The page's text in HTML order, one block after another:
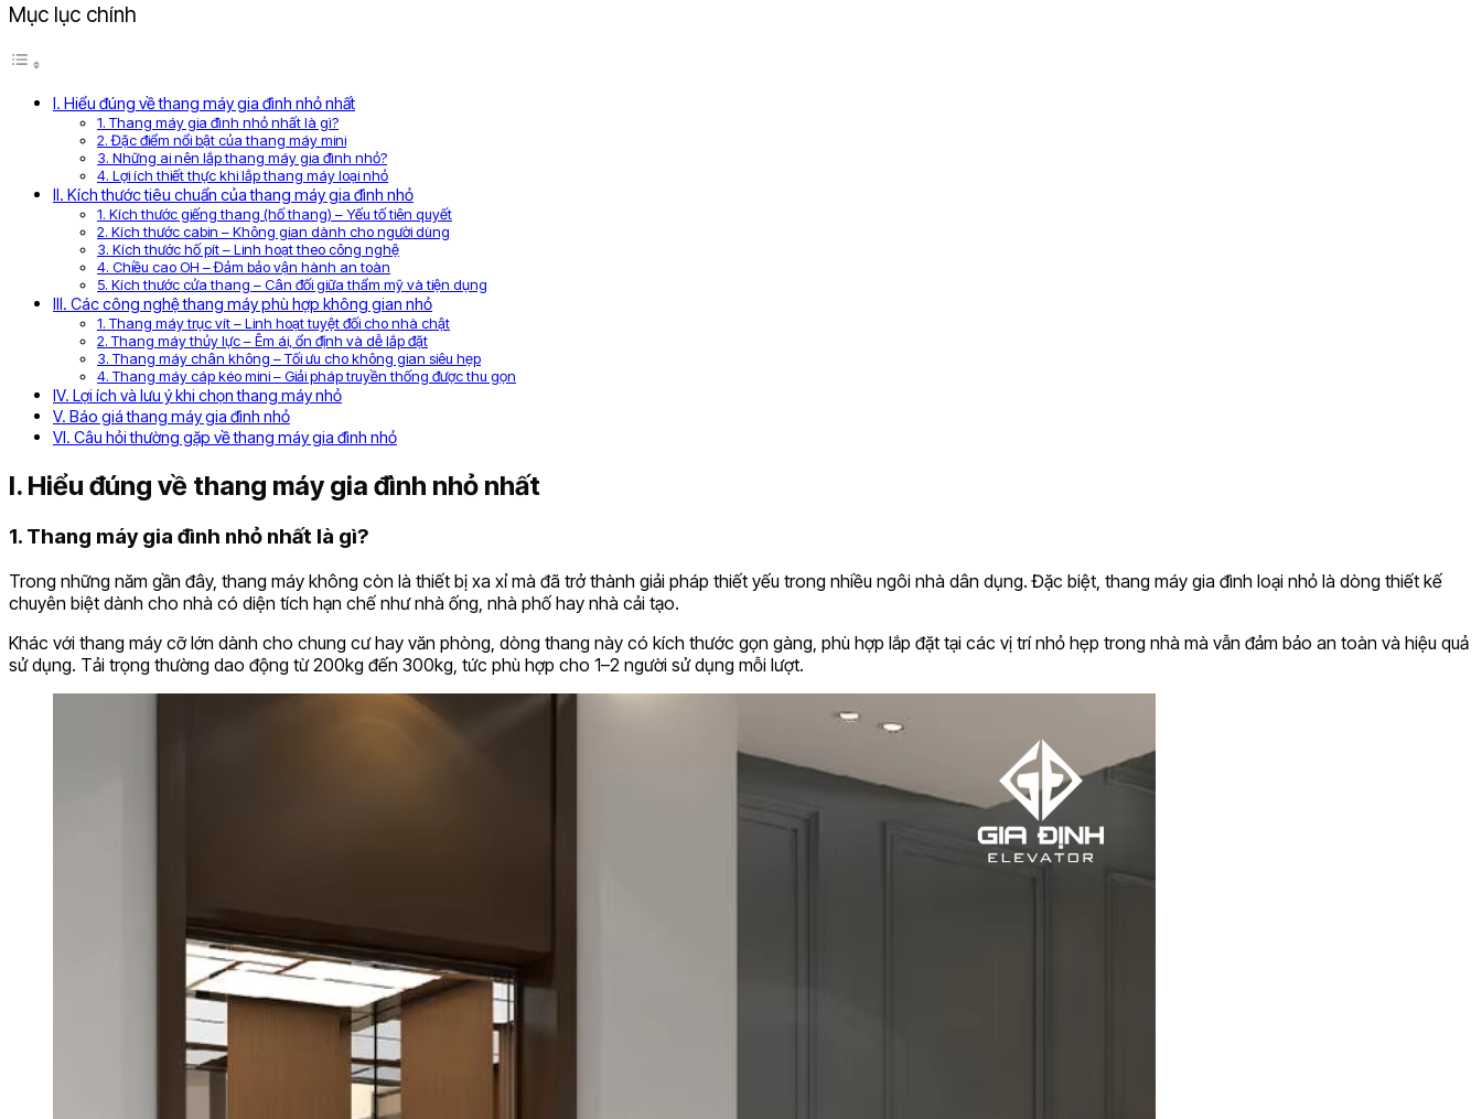
Mục lục chính
I. Hiểu đúng về thang máy gia đình nhỏ nhất
1. Thang máy gia đình nhỏ nhất là gì?
2. Đặc điểm nổi bật của thang máy mini
3. Những ai nên lắp thang máy gia đình nhỏ?
4. Lợi ích thiết thực khi lắp thang máy loại nhỏ
II. Kích thước tiêu chuẩn của thang máy gia đình nhỏ
1. Kích thước giếng thang (hố thang) – Yếu tố tiên quyết
2. Kích thước cabin – Không gian dành cho người dùng
3. Kích thước hố pít – Linh hoạt theo công nghệ
4. Chiều cao OH – Đảm bảo vận hành an toàn
5. Kích thước cửa thang – Cân đối giữa thẩm mỹ và tiện dụng
III. Các công nghệ thang máy phù hợp không gian nhỏ
1. Thang máy trục vít – Linh hoạt tuyệt đối cho nhà chật
2. Thang máy thủy lực – Êm ái, ổn định và dễ lắp đặt
3. Thang máy chân không – Tối ưu cho không gian siêu hẹp
4. Thang máy cáp kéo mini – Giải pháp truyền thống được thu gọn
IV. Lợi ích và lưu ý khi chọn thang máy nhỏ
V. Báo giá thang máy gia đình nhỏ
VI. Câu hỏi thường gặp về thang máy gia đình nhỏ
I. Hiểu đúng về thang máy gia đình nhỏ nhất
1. Thang máy gia đình nhỏ nhất là gì?
Trong những năm gần đây, thang máy không còn là thiết bị xa xỉ mà đã trở thành giải pháp thiết yếu trong nhiều ngôi nhà dân dụng. Đặc biệt, thang máy gia đình loại nhỏ là dòng thiết kế
chuyên biệt dành cho nhà có diện tích hạn chế như nhà ống, nhà phố hay nhà cải tạo.
Khác với thang máy cỡ lớn dành cho chung cư hay văn phòng, dòng thang này có kích thước gọn gàng, phù hợp lắp đặt tại các vị trí nhỏ hẹp trong nhà mà vẫn đảm bảo an toàn và hiệu quả
sử dụng. Tải trọng thường dao động từ 200kg đến 300kg, tức phù hợp cho 1–2 người sử dụng mỗi lượt.